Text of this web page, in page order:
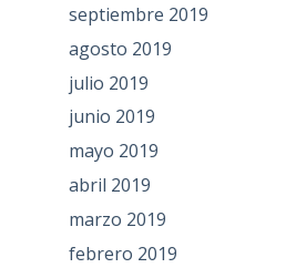
septiembre 2019
agosto 2019
julio 2019
junio 2019
mayo 2019
abril 2019
marzo 2019
febrero 2019